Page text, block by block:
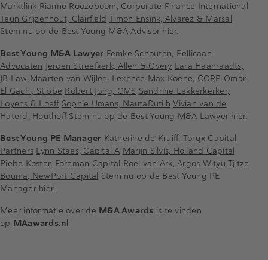
Marktlink Rianne Roozeboom, Corporate Finance International
Teun Grijzenhout, Clairfield Timon Ensink, Alvarez & Marsal
Stem nu op de Best Young M&A Advisor hier.
Best Young M&A Lawyer Femke Schouten, Pellicaan
Advocaten Jeroen Streefkerk, Allen & Overy Lara Haanraadts,
JB Law Maarten van Wijlen, Lexence Max Koene, CORP. Omar
El Gachi, Stibbe Robert Jong, CMS Sandrine Lekkerkerker,
Loyens & Loeff Sophie Umans, NautaDutilh Vivian van de
Haterd, HouthoffStem nu op de Best Young M&A Lawyer hier.
Best Young PE Manager Katherine de Kruiff, Torqx Capital
Partners Lynn Staes, Capital A Marijn Silvis, Holland Capital
Piebe Koster, Foreman Capital Roel van Ark, Argos Wityu Tjitze
Bouma, NewPort Capital Stem nu op de Best Young PE
Manager hier.
Meer informatie over de M&A Awards is te vinden
op MAawards.nl